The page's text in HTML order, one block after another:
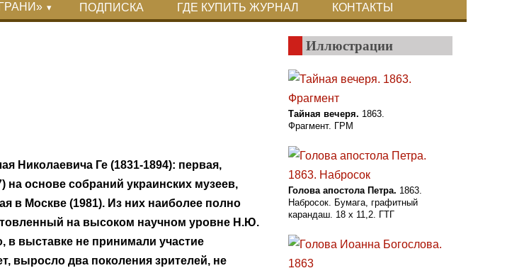
ПОДПИСКА ГДЕ КУПИТЬ ЖУРНАЛ КОНТАКТЫ
Николаевича Ге (1831-1894): первая,
на основе собраний украинских музеев,
в Москве (1981). Из них наиболее полно
на высоком научном уровне Н.Ю.
выставке не принимали участие
выросло два поколения зрителей, не
Иллюстрации
Тайная вечеря. 1863.
Фрагмент. ГРМ 
Голова апостола Петра. 1863.
Набросок. Бумага, графитный
карандаш. 18 х 11,2. ГТГ